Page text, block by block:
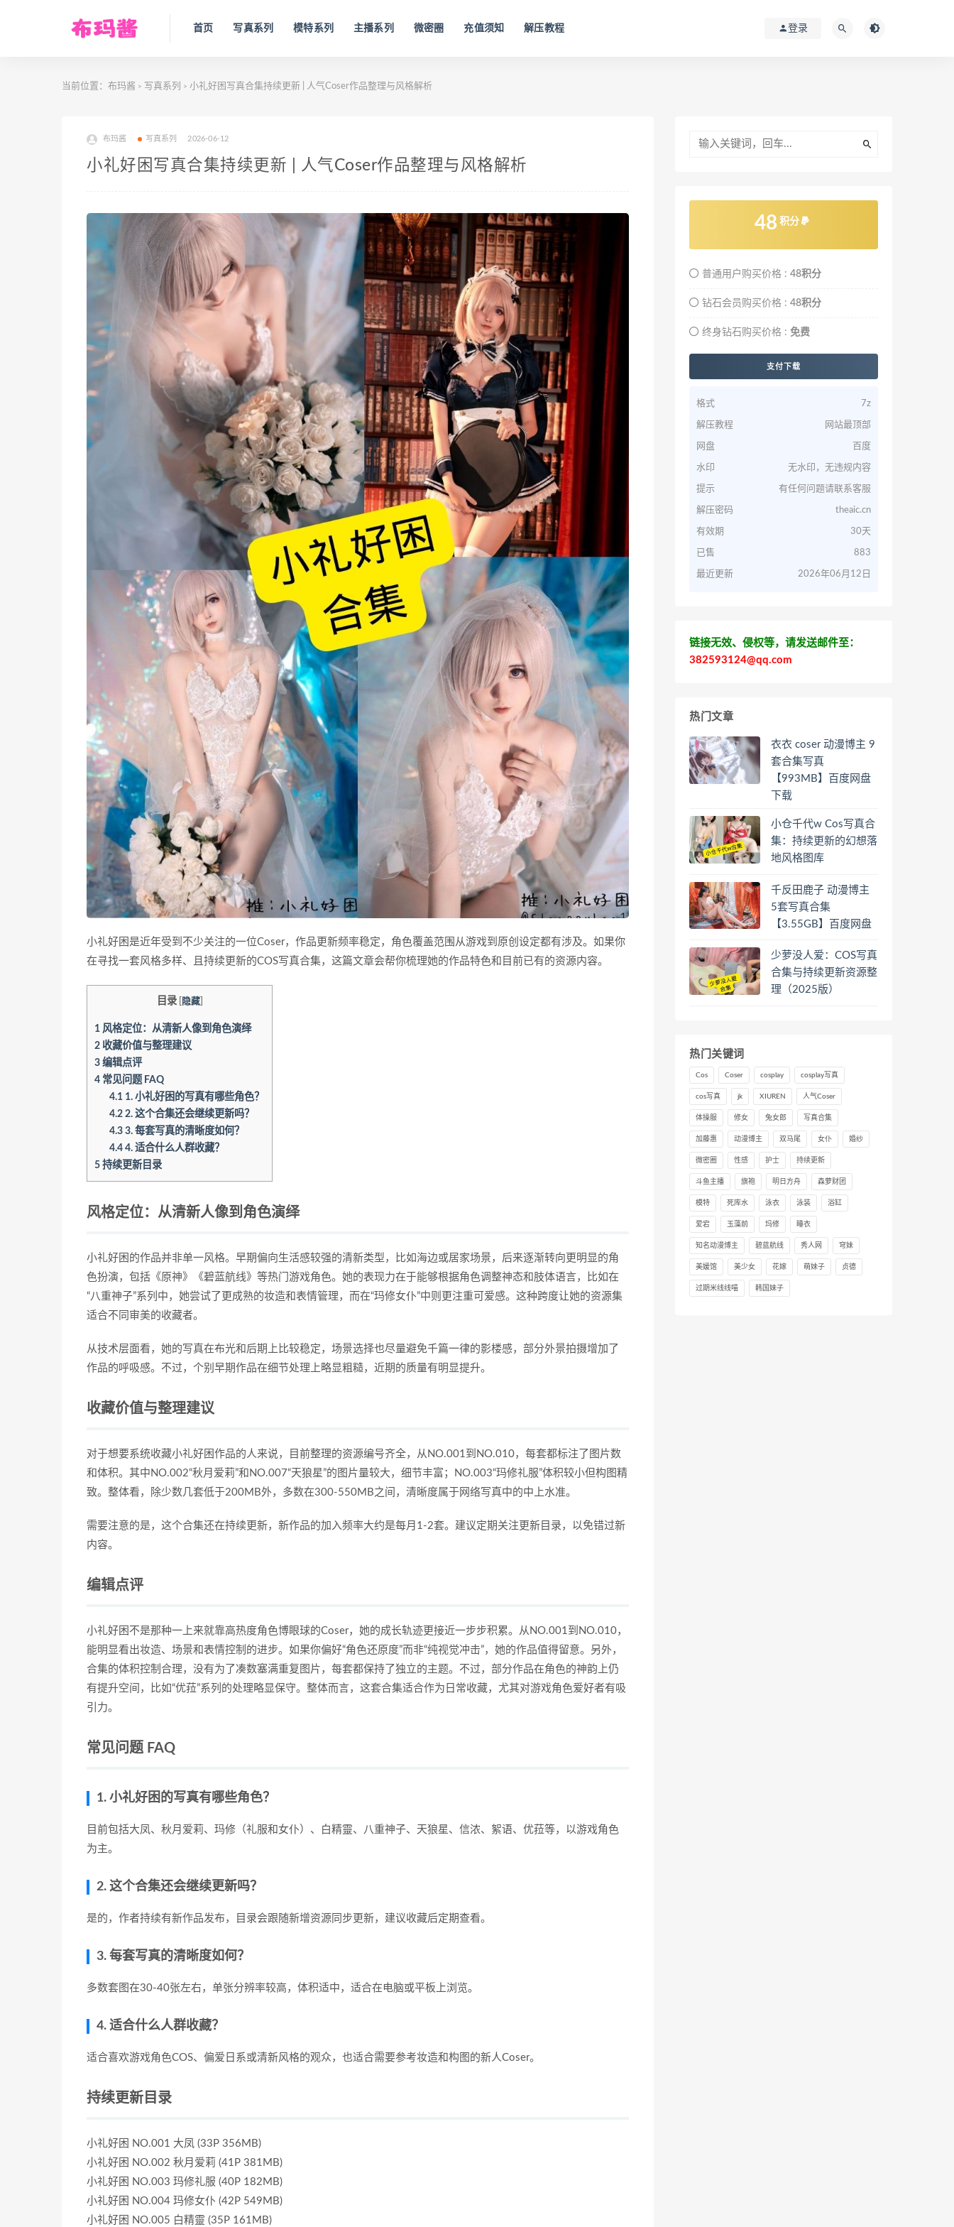
首页 写真系列 模特系列 主播系列 微密圈 充值须知 解压教程 登录
当前位置： 布玛酱 > 写真系列 > 小礼好困写真合集持续更新 | 人气Coser作品整理与风格解析
布玛酱 写真系列 2026-06-12
小礼好困写真合集持续更新 | 人气Coser作品整理与风格解析
小礼好困是近年受到不少关注的一位Coser，作品更新频率稳定，角色覆盖范围从游戏到原创设定都有涉及。如果你
在寻找一套风格多样、且持续更新的COS写真合集，这篇文章会帮你梳理她的作品特色和目前已有的资源内容。
目录 隐藏]
1 风格定位：从清新人像到角色演绎
2 收藏价值与整理建议
3 编辑点评
4 常见问题 FAQ
4.1 1. 小礼好困的写真有哪些角色？
4.2 2. 这个合集还会继续更新吗？
4.3 3. 每套写真的清晰度如何？
4.4 4. 适合什么人群收藏？
5 持续更新目录
风格定位：从清新人像到角色演绎
小礼好困的作品并非单一风格。早期偏向生活感较强的清新类型，比如海边或居家场景，后来逐渐转向更明显的角
色扮演，包括《原神》《碧蓝航线》等热门游戏角色。她的表现力在于能够根据角色调整神态和肢体语言，比如在
“八重神子”系列中，她尝试了更成熟的妆造和表情管理，而在“玛修女仆”中则更注重可爱感。这种跨度让她的资源集
适合不同审美的收藏者。
从技术层面看，她的写真在布光和后期上比较稳定，场景选择也尽量避免千篇一律的影楼感，部分外景拍摄增加了
作品的呼吸感。不过，个别早期作品在细节处理上略显粗糙，近期的质量有明显提升。
收藏价值与整理建议
对于想要系统收藏小礼好困作品的人来说，目前整理的资源编号齐全，从NO.001到NO.010，每套都标注了图片数
和体积。其中NO.002“秋月爱莉”和NO.007“天狼星”的图片量较大，细节丰富；NO.003“玛修礼服”体积较小但构图精
致。整体看，除少数几套低于200MB外，多数在300-550MB之间，清晰度属于网络写真中的中上水准。
需要注意的是，这个合集还在持续更新，新作品的加入频率大约是每月1-2套。建议定期关注更新目录，以免错过新
内容。
编辑点评
小礼好困不是那种一上来就靠高热度角色博眼球的Coser，她的成长轨迹更接近一步步积累。从NO.001到NO.010，
能明显看出妆造、场景和表情控制的进步。如果你偏好“角色还原度”而非“纯视觉冲击”，她的作品值得留意。另外，
合集的体积控制合理，没有为了凑数塞满重复图片，每套都保持了独立的主题。不过，部分作品在角色的神韵上仍
有提升空间，比如“优菈”系列的处理略显保守。整体而言，这套合集适合作为日常收藏，尤其对游戏角色爱好者有吸
引力。
常见问题 FAQ
1. 小礼好困的写真有哪些角色？
目前包括大凤、秋月爱莉、玛修（礼服和女仆）、白精靈、八重神子、天狼星、信浓、絮语、优菈等，以游戏角色
为主。
2. 这个合集还会继续更新吗？
是的，作者持续有新作品发布，目录会跟随新增资源同步更新，建议收藏后定期查看。
3. 每套写真的清晰度如何？
多数套图在30-40张左右，单张分辨率较高，体积适中，适合在电脑或平板上浏览。
4. 适合什么人群收藏？
适合喜欢游戏角色COS、偏爱日系或清新风格的观众，也适合需要参考妆造和构图的新人Coser。
持续更新目录
小礼好困 NO.001 大凤 (33P 356MB)
小礼好困 NO.002 秋月爱莉 (41P 381MB)
小礼好困 NO.003 玛修礼服 (40P 182MB)
小礼好困 NO.004 玛修女仆 (42P 549MB)
小礼好困 NO.005 白精靈 (35P 161MB)
48 积分
普通用户购买价格 : 48积分
钻石会员购买价格 : 48积分
终身钻石购买价格 : 免费
支付下载
格式 7z
解压教程 网站最顶部
网盘 百度
水印 无水印，无违规内容
提示 有任何问题请联系客服
解压密码 theaic.cn
有效期 30天
已售 883
最近更新 2026年06月12日
链接无效、侵权等，请发送邮件至：
382593124@qq.com
热门文章
衣衣 coser 动漫博主 9
套合集写真
【993MB】百度网盘
下载
小仓千代w Cos写真合
集：持续更新的幻想落
地风格图库
千反田鹿子 动漫博主
5套写真合集
【3.55GB】百度网盘
少萝没人爱：COS写真
合集与持续更新资源整
理（2025版）
热门关键词
Cos Coser cosplay cosplay写真
cos写真 jk XIUREN 人气Coser
体操服 修女 兔女郎 写真合集
加藤惠 动漫博主 双马尾 女仆 婚纱
微密圈 性感 护士 持续更新
斗鱼主播 旗袍 明日方舟 森萝财团
模特 死库水 泳衣 泳装 浴缸
爱宕 玉藻前 玛修 睡衣
知名动漫博主 碧蓝航线 秀人网 穹妹
美媛馆 美少女 花嫁 萌妹子 贞德
过期米线线喵 韩国妹子